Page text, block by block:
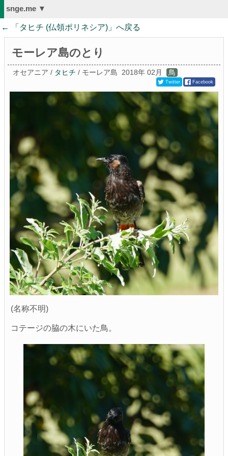
snge.me ▼
← 「 タヒチ (仏領ポリネシア) 」へ戻る
モーレア島のとり
オセアニア / タヒチ / モーレア島 2018年 02月 鳥
Twitter Facebook
(名称不明)
コテージの脇の木にいた鳥。